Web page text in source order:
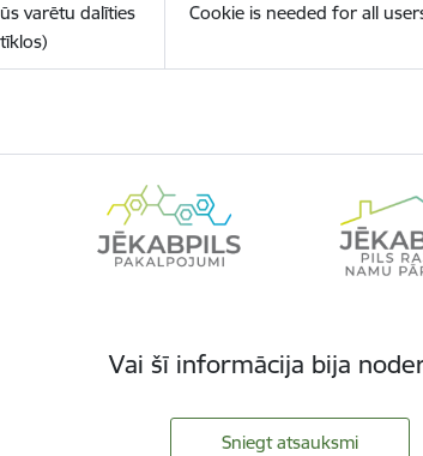
varētu dalīties
Cookie is needed for all
Vai šī informācija bija
Sniegt atsauksmi